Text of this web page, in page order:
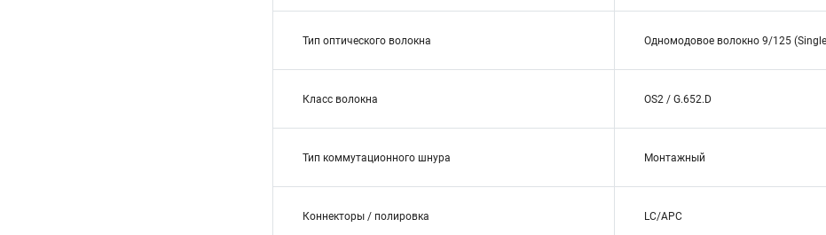
Тип оптического волокна Одномодовое волокно 9/125
Класс волокна OS2 / G.652.D
Тип коммутационного шнура Монтажный
Коннекторы / полировка LC/APC